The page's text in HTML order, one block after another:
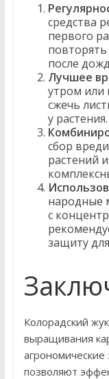
средства
первого
после
Лучшее
утром или
сжечь
у растения.
сбор
растений
народные
с
защиту
Колорадский
выращивания
позволяют